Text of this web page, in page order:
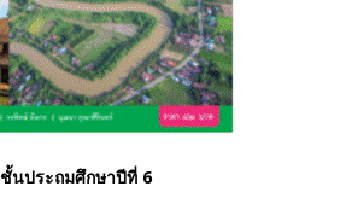
ชั้นประถมศึกษาปีที่ 6